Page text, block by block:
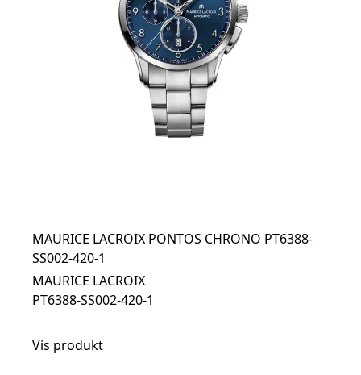
MAURICE LACROIX PONTOS CHRONO PT6388-
SS002-420-1
MAURICE LACROIX
PT6388-SS002-420-1
Vis produkt